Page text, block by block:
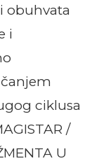
obuhvata
i
ciklusa
/
U